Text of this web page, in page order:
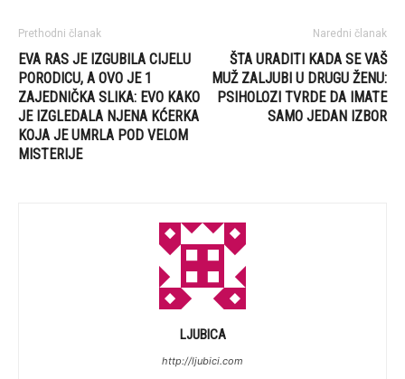
Prethodni članak
EVA RAS JE IZGUBILA CIJELU
PORODICU, A OVO JE 1
ZAJEDNIČKA SLIKA: EVO KAKO
JE IZGLEDALA NJENA KĆERKA
KOJA JE UMRLA POD VELOM
MISTERIJE
Naredni članak
ŠTA URADITI KADA SE VAŠ
MUŽ ZALJUBI U DRUGU ŽENU:
PSIHOLOZI TVRDE DA IMATE
SAMO JEDAN IZBOR
LJUBICA
http://ljubici.com